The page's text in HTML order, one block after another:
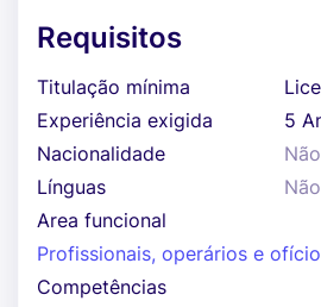
Requisitos
Titulação mínima
Experiência exigida
5
Nacionalidade
Línguas
Area funcional
Profissionais, operários e
Competências